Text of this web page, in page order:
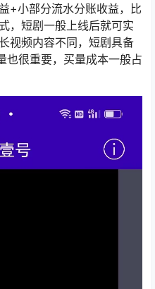
+小部分流水分账收益，比
，短剧一般上线后就可实
视频内容不同，短剧具备
也很重要，买量成本一般占